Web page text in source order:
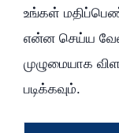
உங்கள்
என்ன செய்ய
முழுமையாக
படிக்கவும்.